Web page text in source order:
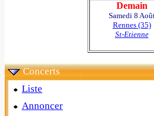
Demain
Samedi 8
Rennes (35)
St-Etienne
Concerts
Liste
Annoncer